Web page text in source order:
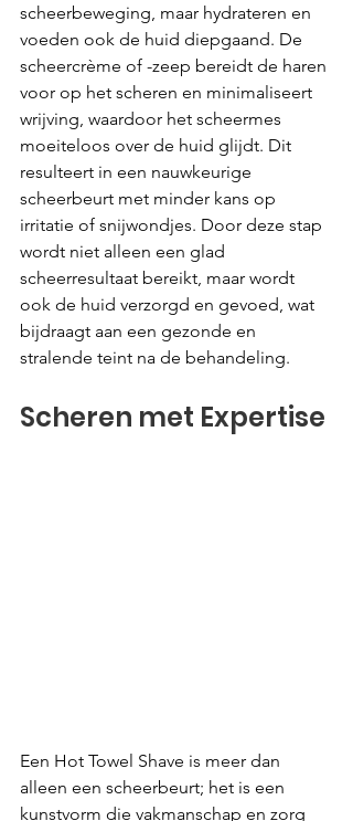
scheerbeweging, maar hydrateren en
voeden ook de huid diepgaand. De
scheercrème of -zeep bereidt de haren
voor op het scheren en minimaliseert
wrijving, waardoor het scheermes
moeiteloos over de huid glijdt. Dit
resulteert in een nauwkeurige
scheerbeurt met minder kans op
irritatie of snijwondjes. Door deze stap
wordt niet alleen een glad
scheerresultaat bereikt, maar wordt
ook de huid verzorgd en gevoed, wat
bijdraagt aan een gezonde en
stralende teint na de behandeling.
Scheren met Expertise
Een Hot Towel Shave is meer dan
alleen een scheerbeurt; het is een
kunstvorm die vakmanschap en zorg